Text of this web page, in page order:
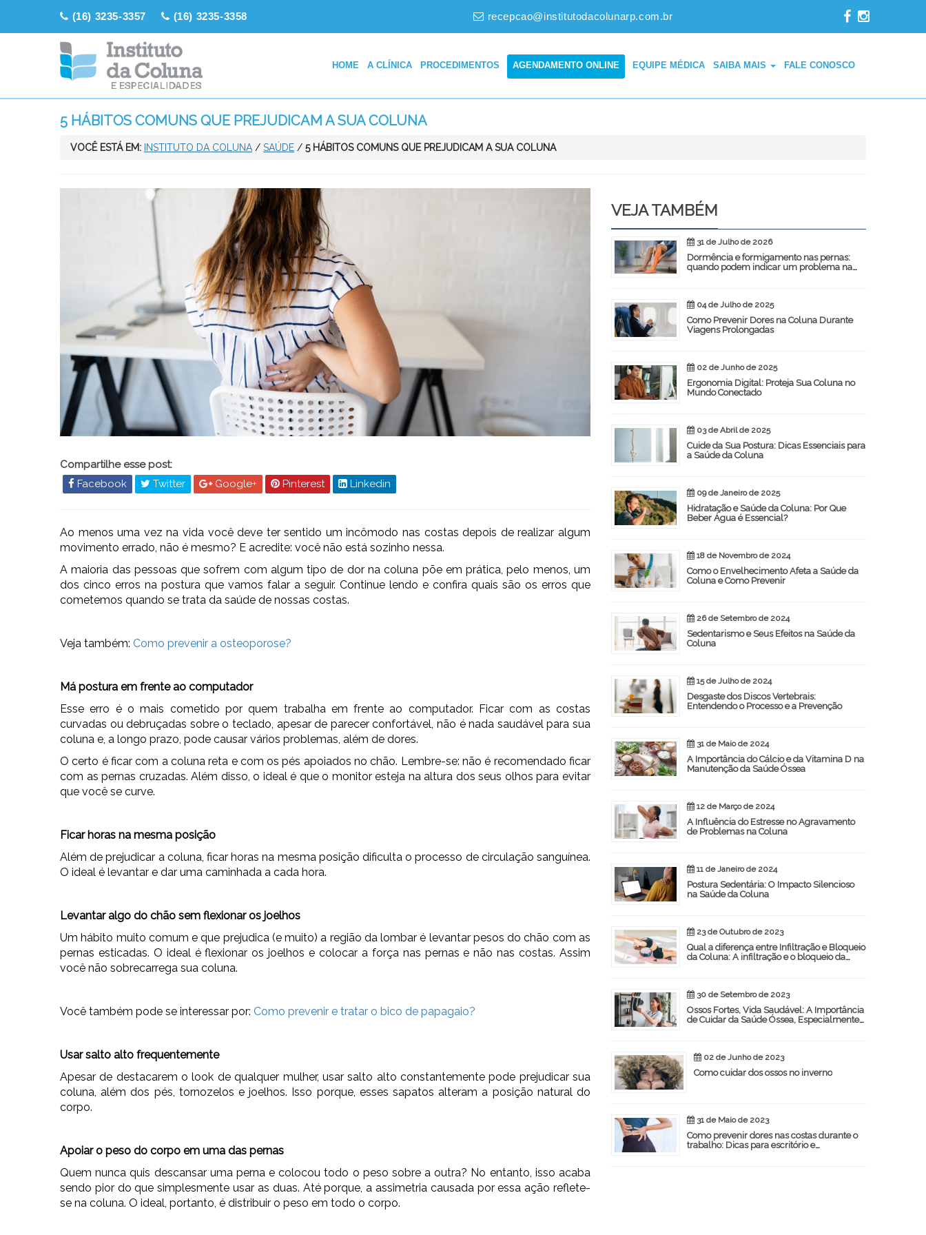
(16) 3235-3357 (16) 3235-3358 recepcao@institutodacolunarp.com.br
HOME A CLÍNICA PROCEDIMENTOS AGENDAMENTO ONLINE EQUIPE MÉDICA SAIBA MAIS FALE CONOSCO
5 HÁBITOS COMUNS QUE PREJUDICAM A SUA COLUNA
VOCÊ ESTÁ EM: INSTITUTO DA COLUNA / SAÚDE / 5 HÁBITOS COMUNS QUE PREJUDICAM A SUA COLUNA
Compartilhe esse post:
Facebook
Twitter Google+ Pinterest Linkedin
Ao menos uma vez na vida você deve ter sentido um incômodo nas costas depois de realizar algum
movimento errado, não é mesmo? E acredite: você não está sozinho nessa.
A maioria das pessoas que sofrem com algum tipo de dor na coluna põe em prática, pelo menos, um
dos cinco erros na postura que vamos falar a seguir. Continue lendo e confira quais são os erros que
cometemos quando se trata da saúde de nossas costas.
Veja também: Como prevenir a osteoporose?
Má postura em frente ao computador
Esse erro é o mais cometido por quem trabalha em frente ao computador. Ficar com as costas
curvadas ou debruçadas sobre o teclado, apesar de parecer confortável, não é nada saudável para sua
coluna e, a longo prazo, pode causar vários problemas, além de dores.
O certo é ficar com a coluna reta e com os pés apoiados no chão. Lembre-se: não é recomendado ficar
com as pernas cruzadas. Além disso, o ideal é que o monitor esteja na altura dos seus olhos para evitar
que você se curve.
Ficar horas na mesma posição
Além de prejudicar a coluna, ficar horas na mesma posição dificulta o processo de circulação sanguínea.
O ideal é levantar e dar uma caminhada a cada hora.
Levantar algo do chão sem flexionar os joelhos
Um hábito muito comum e que prejudica (e muito) a região da lombar é levantar pesos do chão com as
pernas esticadas. O ideal é flexionar os joelhos e colocar a força nas pernas e não nas costas. Assim
você não sobrecarrega sua coluna.
Você também pode se interessar por: Como prevenir e tratar o bico de papagaio?
Usar salto alto frequentemente
Apesar de destacarem o look de qualquer mulher, usar salto alto constantemente pode prejudicar sua
coluna, além dos pés, tornozelos e joelhos. Isso porque, esses sapatos alteram a posição natural do
corpo.
Apoiar o peso do corpo em uma das pernas
Quem nunca quis descansar uma perna e colocou todo o peso sobre a outra? No entanto, isso acaba
sendo pior do que simplesmente usar as duas. Até porque, a assimetria causada por essa ação reflete-
se na coluna. O ideal, portanto, é distribuir o peso em todo o corpo.
VEJA TAMBÉM
31 de Julho de 2026
Dormência e formigamento nas pernas:
quando podem indicar um problema na
04 de Julho de 2025
Como Prevenir Dores na Coluna Durante
Viagens Prolongadas
02 de Junho de 2025
Ergonomia Digital: Proteja Sua Coluna no
Mundo Conectado
03 de Abril de 2025
Cuide da Sua Postura: Dicas Essenciais para
a Saúde da Coluna
09 de Janeiro de 2025
Hidratação e Saúde da Coluna: Por Que
Beber Água é Essencial?
18 de Novembro de 2024
Como o Envelhecimento Afeta a Saúde da
Coluna e Como Prevenir
26 de Setembro de 2024
Sedentarismo e Seus Efeitos na Saúde da
Coluna
15 de Julho de 2024
Desgaste dos Discos Vertebrais:
Entendendo o Processo e a Prevenção
31 de Maio de 2024
A Importância do Cálcio e da Vitamina D na
Manutenção da Saúde Óssea
12 de Março de 2024
A Influência do Estresse no Agravamento
de Problemas na Coluna
11 de Janeiro de 2024
Postura Sedentária: O Impacto Silencioso
na Saúde da Coluna
23 de Outubro de 2023
Qual a diferença entre Infiltração e Bloqueio
da Coluna: A infiltração e o bloqueio da
30 de Setembro de 2023
Ossos Fortes, Vida Saudável: A Importância
de Cuidar da Saúde Óssea, Especialmente
02 de Junho de 2023
Como cuidar dos ossos no inverno
31 de Maio de 2023
Como prevenir dores nas costas durante o
trabalho: Dicas para escritório e